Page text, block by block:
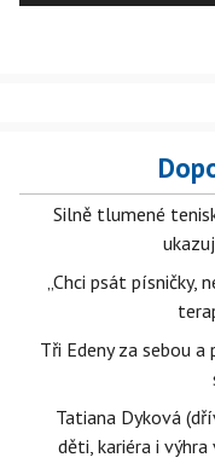
Silně tlumené
„Chci psát písničky,
Tři Edeny za sebou
Tatiana Dyková
děti, kariéra i